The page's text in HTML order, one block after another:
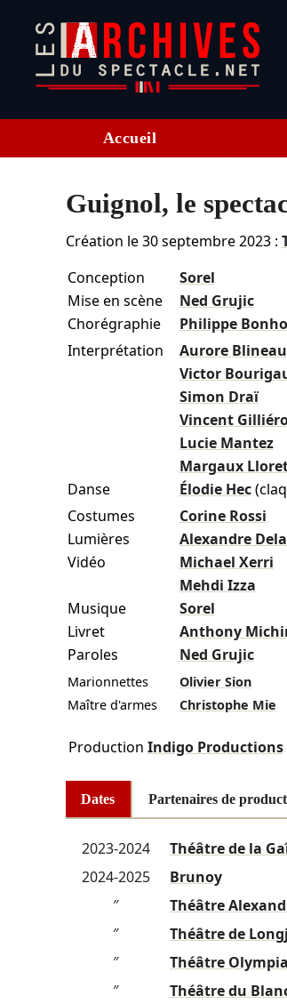
Accueil
Guignol, le
Création le30 septembre 2023:
Conception
Sorel
Mise en scène
Ned Grujic
Chorégraphie
Philippe
Interprétation
Aurore Blineau
Victor
Simon Draï
Vincent
Lucie Mantez
Margaux
Danse
Élodie Hec
Costumes
Corine Rossi
Lumières
Alexandre
Vidéo
Michael Xerri
Mehdi Izza
Musique
Sorel
Livret
Anthony
Paroles
Ned Grujic
Marionnettes
Olivier Sion
Maître d'armes
Christophe Mie
Production Indigo Productions
Dates Partenaires de
2023-2024 Théâtre de la
2024-2025
Brunoy
″ Théâtre
″ Théâtre de
″ Théâtre Olympia
″ Théâtre du